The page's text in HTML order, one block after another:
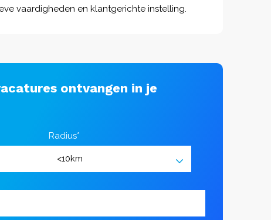
vaardigheden en klantgerichte instelling.
ontvangen in je
Radius*